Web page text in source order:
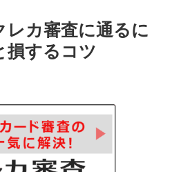
レカ審査に通るに
損するコツ